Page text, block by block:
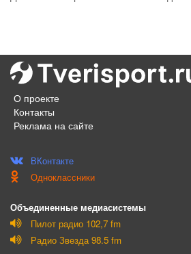
О проекте
Контакты
Реклама на сайте
ВКонтакте
Одноклассники
Объединенные медиасистемы
Пилот радио 102,7 fm
Радио Звезда 98.5 fm